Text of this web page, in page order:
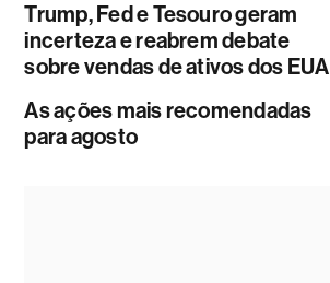
Trump, Fed e Tesouro geram
incerteza e reabrem debate
sobre vendas de ativos dos EUA
As ações mais recomendadas
para agosto